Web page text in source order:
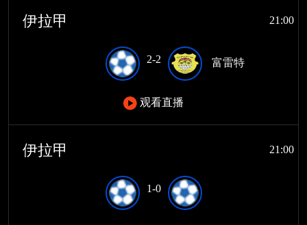
伊拉甲 21:00
2-2 富雷特
观看直播
伊拉甲 21:00
1-0